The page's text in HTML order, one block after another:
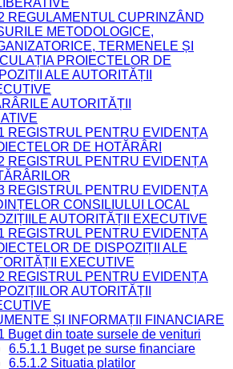
REGULAMENTUL CUPRINZÂND
METODOLOGICE,
TERMENELE ȘI
PROIECTELOR DE
ALE AUTORITĂȚII
AUTORITĂȚII
REGISTRUL PENTRU EVIDENȚA
DE HOTĂRÂRI
REGISTRUL PENTRU EVIDENȚA
REGISTRUL PENTRU EVIDENȚA
CONSILIULUI LOCAL
AUTORITĂȚII EXECUTIVE
REGISTRUL PENTRU EVIDENȚA
DE DISPOZIȚII ALE
EXECUTIVE
REGISTRUL PENTRU EVIDENȚA
AUTORITĂȚII
ȘI INFORMAȚII FINANCIARE
Buget din toate sursele de venituri
6.5.1.1 Buget pe surse financiare
6.5.1.2 Situatia platilor